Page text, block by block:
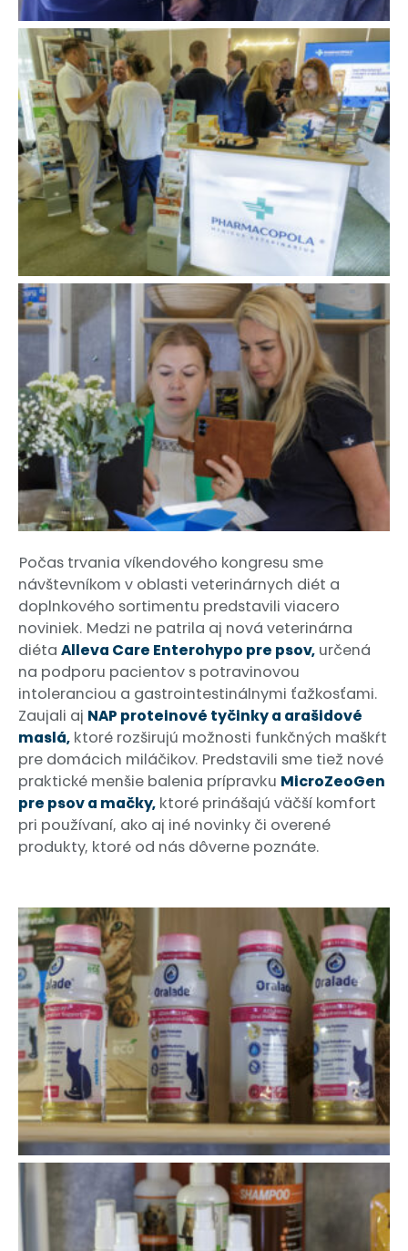
Počas trvania víkendového kongresu sme
návštevníkom v oblasti veterinárnych diét a
doplnkového sortimentu predstavili viacero
noviniek. Medzi ne patrila aj nová veterinárna
diéta Alleva Care Enterohypo pre psov, určená
na podporu pacientov s potravinovou
intoleranciou a gastrointestinálnymi ťažkosťami.
Zaujali aj NAP proteinové tyčinky a arašidové
maslá, ktoré rozširujú možnosti funkčných maškŕt
pre domácich miláčikov. Predstavili sme tiež nové
praktické menšie balenia prípravku MicroZeoGen
pre psov a mačky, ktoré prinášajú väčší komfort
pri používaní, ako aj iné novinky či overené
produkty, ktoré od nás dôverne poznáte.